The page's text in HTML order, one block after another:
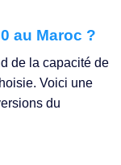
au Maroc ?
de la capacité de
Voici une
du